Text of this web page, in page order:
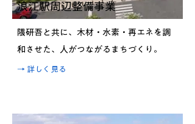
浪江駅周辺整備事業
隈研吾と共に、木材・水素・再エネを調
和させた、人がつながるまちづくり。
​→ 詳しく見る